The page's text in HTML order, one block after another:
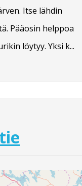
Itse lähdin
Pääosin helppoa
löytyy. Yksi k...